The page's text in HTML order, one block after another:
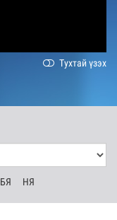
Тухтай үзэх
БЯ НЯ